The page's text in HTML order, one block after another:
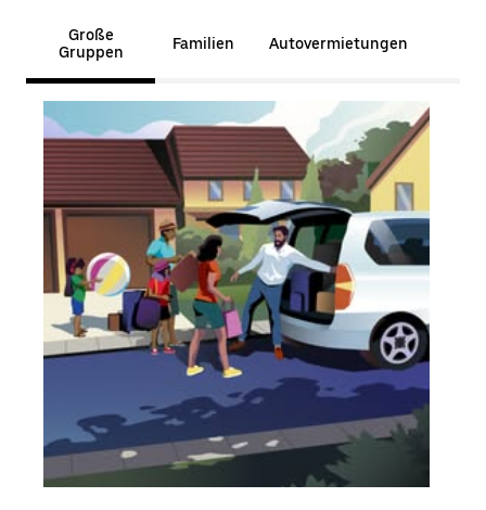
Große
Gruppen
Familien Autovermietungen